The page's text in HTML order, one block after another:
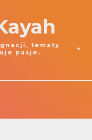
tematy
pasje.